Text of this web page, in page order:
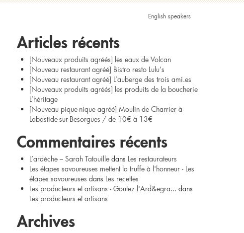
English speakers
Rechercher :
Articles récents
[Nouveaux produits agréés] les eaux de Volcan
[Nouveau restaurant agréé] Bistro resto Lulu’s
[Nouveau restaurant agréé] L’auberge des trois ami.es
[Nouveaux produits agréés] les produits de la boucherie
L’héritage
[Nouveau pique-nique agréé] Moulin de Charrier à
Labastide-sur-Besorgues / de 10€ à 13€
Commentaires récents
L’ardèche – Sarah Tatouille dans Les restaurateurs
Les étapes savoureuses mettent la truffe à l'honneur - Les
étapes savoureuses dans Les recettes
Les producteurs et artisans - Goutez l'Ard&egra... dans
Les producteurs et artisans
Archives